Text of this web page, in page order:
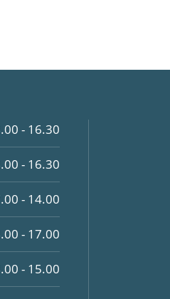
- 16.30
- 16.30
- 14.00
- 17.00
- 15.00